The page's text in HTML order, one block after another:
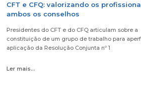
CFT e CFQ: valorizando os
ambos os conselhos
Presidentes do CFT e do CFQ articulam sobre a
constituição de um grupo de trabalho para
aplicação da Resolução Conjunta nº 1
Ler mais...